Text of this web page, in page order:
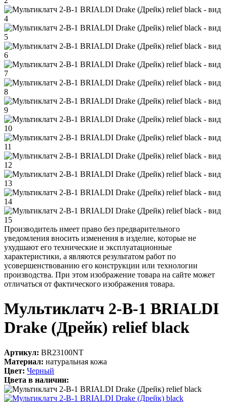
Производитель имеет право без предварительного
уведомления вносить изменения в изделие, которые не
ухудшают его технические и эксплуатационные
характеристики, а являются результатом работ по
усовершенствованию его конструкции или технологии
производства. При этом изображение товара на сайте может
отличаться от фактического изображения товара.
Мультиклатч 2-В-1 BRIALDI
Drake (Дрейк) relief black
Артикул: BR23100NT
Материал: натуральная кожа
Цвет: Черный
Цвета в наличии: